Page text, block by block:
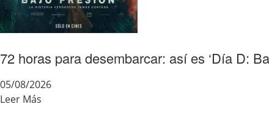
72 horas para desembarcar: así es ‘Día D:
05/08/2026
Leer Más